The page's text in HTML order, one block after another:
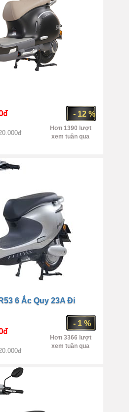
- 12 %
đ
Hơn 1390 lượt
xem tuần qua
6 Ắc Quy 23A Đi
- 1 %
đ
Hơn 3366 lượt
xem tuần qua